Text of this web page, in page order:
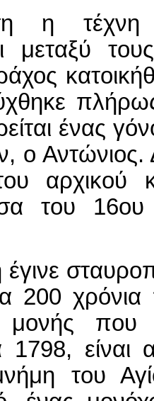
τέχνη
μεταξύ
ένας
ο Αντώνιος.
αρχικού
του 16ου
200
που
είναι
του